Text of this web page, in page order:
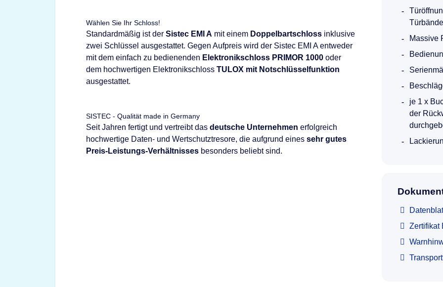
Wählen Sie Ihr Schloss!
Standardmäßig ist der Sistec EMI A mit einem Doppelbartschloss inklusive
zwei Schlüssel ausgestattet. Gegen Aufpreis wird der Sistec EMI A entweder
mit dem einfach zu bedienenden Elektronikschloss PRIMOR 1000 oder
dem hochwertigen Elektronikschloss TULOX mit Notschlüsselfunktion
ausgestattet.
SISTEC - Qualität made in Germany
Seit Jahren fertigt und vertreibt das deutsche Unternehmen erfolgreich
hochwertige Daten- und Wertschutztresore, die aufgrund eines sehr gutes
Preis-Leistungs-Verhältnisses besonders beliebt sind.
Massive
je 1 x
der
Zertifikat